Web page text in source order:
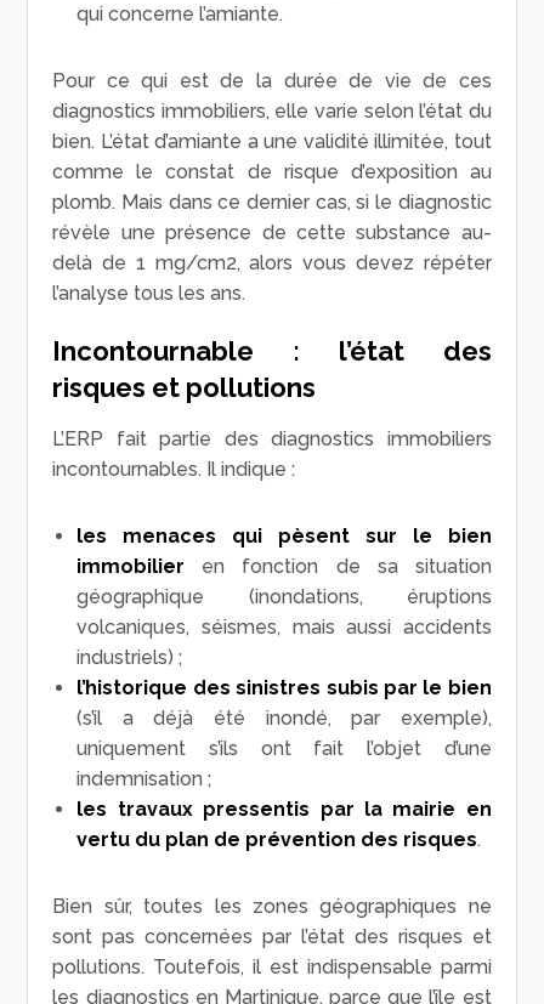
qui concerne l’amiante.
Pour ce qui est de la durée de vie de ces
diagnostics immobiliers, elle varie selon l’état du
bien. L’état d’amiante a une validité illimitée, tout
comme le constat de risque d’exposition au
plomb. Mais dans ce dernier cas, si le diagnostic
révèle une présence de cette substance au-
delà de 1 mg/cm2, alors vous devez répéter
l’analyse tous les ans.
Incontournable : l’état des
risques et pollutions
L’ERP fait partie des diagnostics immobiliers
incontournables. Il indique :
les menaces qui pèsent sur le bien
immobilier en fonction de sa situation
géographique (inondations, éruptions
volcaniques, séismes, mais aussi accidents
industriels) ;
l’historique des sinistres subis par le bien
(s’il a déjà été inondé, par exemple),
uniquement s’ils ont fait l’objet d’une
indemnisation ;
les travaux pressentis par la mairie en
vertu du plan de prévention des risques.
Bien sûr, toutes les zones géographiques ne
sont pas concernées par l’état des risques et
pollutions. Toutefois, il est indispensable parmi
les diagnostics en Martinique, parce que l’île est